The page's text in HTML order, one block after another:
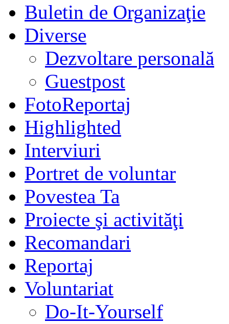
Buletin de Organizaţie
Diverse
Dezvoltare personală
Guestpost
FotoReportaj
Highlighted
Interviuri
Portret de voluntar
Povestea Ta
Proiecte şi activităţi
Recomandari
Reportaj
Voluntariat
Do-It-Yourself